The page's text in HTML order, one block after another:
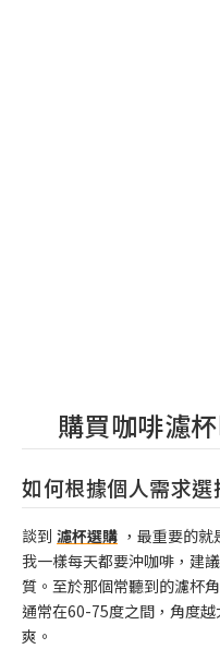
購買咖啡濾
如何根據個人需求選
談到 濾杯選購 ，最重要的
我一樣每天都要沖咖啡，建
質。至於那個常聽到的濾杯
通常在60-75度之間，角度
爽。